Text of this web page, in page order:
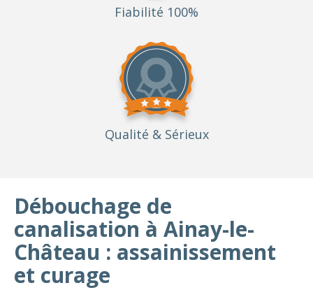
Fiabilité 100%
Qualité & Sérieux
Débouchage de
canalisation à Ainay-le-
Château : assainissement
et curage